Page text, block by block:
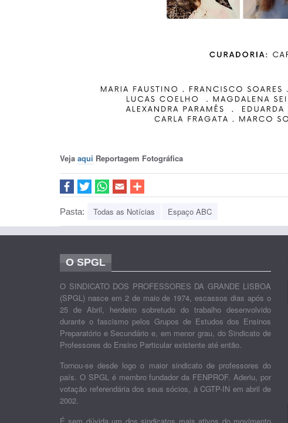
Veja aqui Reportagem Fotográfica
Pasta: Todas as Notícias Espaço ABC
O SPGL
O SINDICATO DOS PROFESSORES DA GRANDE LISBOA
(SPGL) nasce em 2 de maio de 1974, escassos dias após o
25 de Abril, herdeiro sobretudo do trabalho desenvolvido
durante o fascismo pelos Grupos de Estudos dos Ensinos
Preparatório e Secundário e, em menor grau, do Sindicato de
Professores do Ensino Particular existente até então.
Tornou-se desde logo o maior sindicato de professores do
país. O SPGL é membro fundador da FENPROF. Aderiu, por
votação referendária dos seus sócios, à CGTP-IN em abril de
2002.
É sem dúvida um dos sindicatos mais ativos do movimento